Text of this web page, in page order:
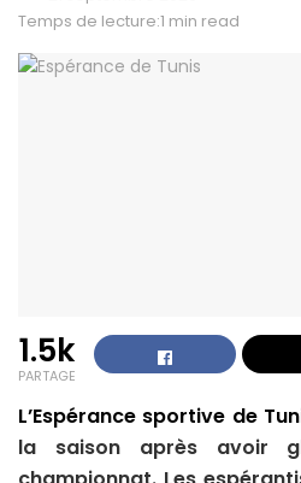
Temps de lecture:1 min read
1.5k
PARTAGE
L’Espérance sportive de
la saison après avoir